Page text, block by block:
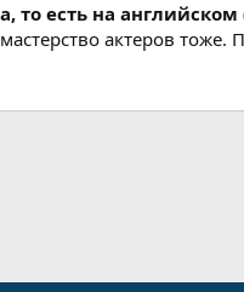
то есть на
актеров тоже.